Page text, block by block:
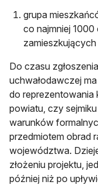
grupa
co najmniej
Do czasu
uchwałodawczej
do reprezentowania
powiatu, czy
warunków
przedmiotem obrad
województwa.
złożeniu projektu,
później niż po